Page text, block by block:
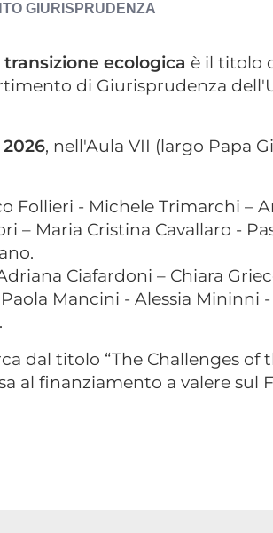
GIURISPRUDENZA
ecologica è il titolo
di Giurisprudenza
2026, nell'Aula VII (largo Papa
Follieri - Michele Trimarchi –
– Maria Cristina Cavallaro -
Ciafardoni – Chiara
Mancini - Alessia Mininni
dal titolo “The Challenges of
al finanziamento a valere sul